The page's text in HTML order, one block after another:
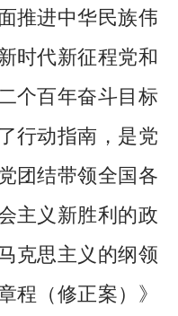
推进中华民族伟
时代新征程党和
个百年奋斗目标
行动指南，是党
团结带领全国各
主义新胜利的政
克思主义的纲领
程（修正案）》